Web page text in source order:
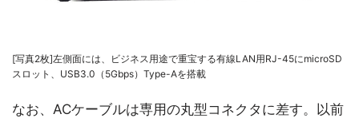
[写真2枚]左側面には、ビジネス用途で重宝する有線LAN用RJ-45にmicroSD
スロット、USB3.0（5Gbps）Type-Aを搭載
なお、ACケーブルは専用の丸型コネクタに差す。以前